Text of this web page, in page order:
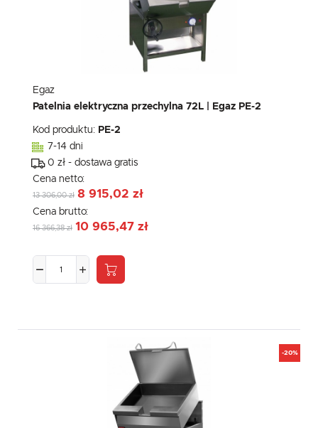
Egaz
Patelnia elektryczna przechylna 72L | Egaz PE-2
Kod produktu: PE-2
7-14 dni
0 zł - dostawa gratis
Cena netto:
13 306,00 zł 8 915,02 zł
Cena brutto:
16 366,38 zł 10 965,47 zł
-20%